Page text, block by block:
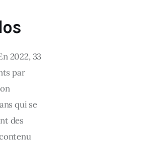
2022, 33
par
qui se
des